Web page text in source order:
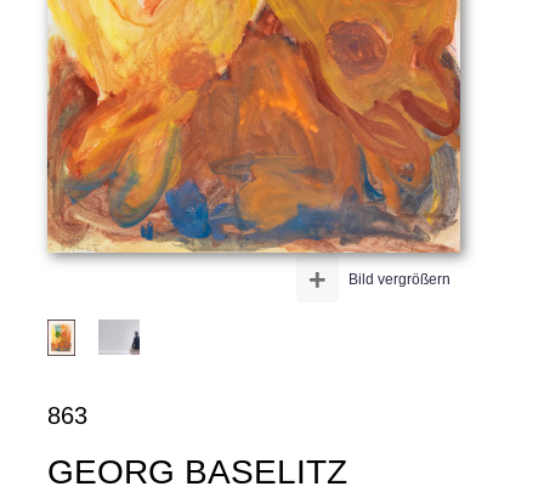
Bild vergrößern
+
863
GEORG BASELITZ